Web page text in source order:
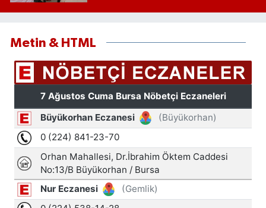
Metin & HTML